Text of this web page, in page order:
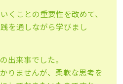
くことの重要性を改めて、
を通しながら学びまし
出来事でした。
りませんが、柔軟な思考を